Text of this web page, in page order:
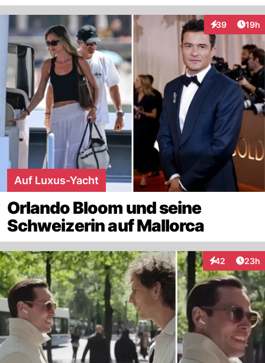
39
Interaktionen
19h
Auf Luxus-Yacht
Orlando Bloom und seine
Schweizerin auf Mallorca
42
Interaktionen
23h